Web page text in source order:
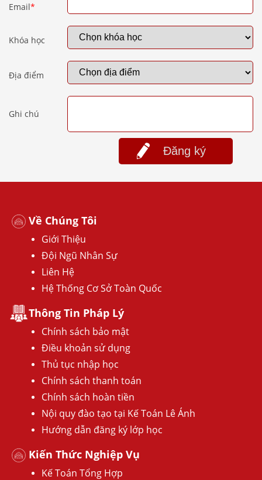
Email*
Khóa học
Địa điểm
Ghi chú
Đăng ký
Về Chúng Tôi
Giới Thiệu
Đội Ngũ Nhân Sự
Liên Hệ
Hệ Thống Cơ Sở Toàn Quốc
Thông Tin Pháp Lý
Chính sách bảo mật
Điều khoản sử dụng
Thủ tục nhập học
Chính sách thanh toán
Chính sách hoàn tiền
Nội quy đào tạo tại Kế Toán Lê Ánh
Hướng dẫn đăng ký lớp học
Kiến Thức Nghiệp Vụ
Kế Toán Tổng Hợp